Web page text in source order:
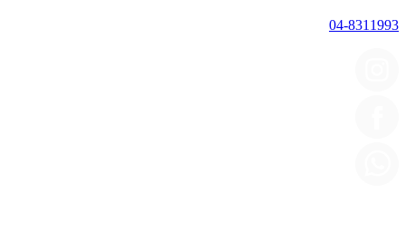
04-8311993